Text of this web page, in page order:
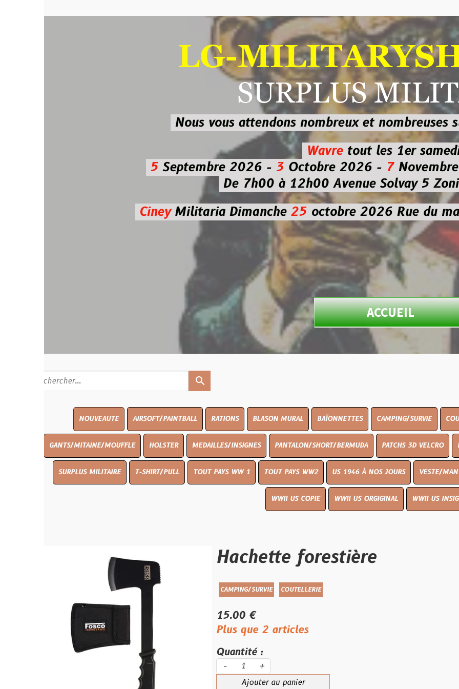
LG-
SURPLUS
Nous vous attendons nombreux et nombreusessur les
Wavre
tout les 1er samedi
Septembre 2026 -3Octobre 2026 - 7Novembre 2026
De 7h00 à 12h00 Avenue Solvay 5 Zoning
MilitariaDimanche25octobre 2026Rue du marché
ACCUEIL
AIRSOFT/PAINTBALL RATIONS BLASON MURAL BAÏONNETTES CAMPING/SURVIE COUTELLERIE
GANTS/MITAINE/MOUFFLE HOLSTER MEDAILLES/INSIGNES PANTALON/SHORT/BERMUDA PATCHS 3D VELCRO PEINTURE
SURPLUS MILITAIRE T-SHIRT/PULL TOUT PAYS WW 1 TOUT PAYS WW2 US 1946 À NOS JOURS VESTE/MANTEAU
WWII US COPIE WWII US ORGIGINAL WWII US INSIGNES
Hachette forestière
CAMPING/SURVIE COUTELLERIE
Plus que 2 articles
Quantité :
Ajouter au panier